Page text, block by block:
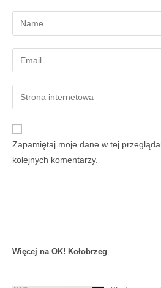
Zapamiętaj moje dane w tej
kolejnych komentarzy.
Więcej na OK! Kołobrzeg